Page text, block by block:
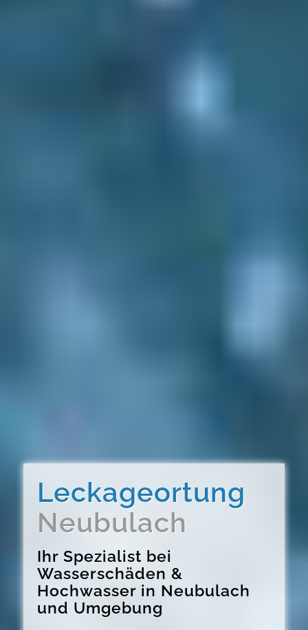
Leckageortung
Neubulach
Ihr Spezialist bei
Wasserschäden &
Hochwasser in Neubulach
und Umgebung